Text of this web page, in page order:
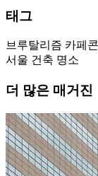
태그
브루탈리즘 카페
서울 건축 명소
더 많은 매거진